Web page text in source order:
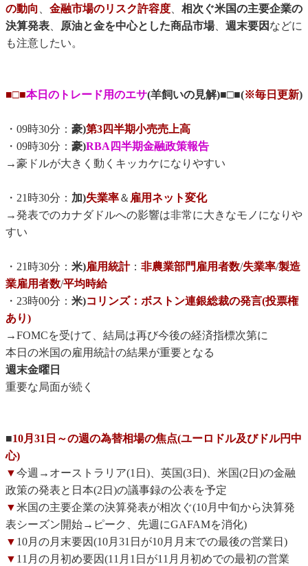
の動向 、 金融市場のリスク許容度、 相次ぐ米国の主要企業の
決算発表、 原油と金を中心とした商品市場、 週末要因 などに
も注意したい。
■□■本日のトレード用のエサ(羊飼いの見解)■□■(※毎日更新)
・09時30分： 豪)第3四半期小売売上高
・09時30分： 豪)RBA四半期金融政策報告
→豪ドルが大きく動くキッカケになりやすい
・21時30分： 加)失業率＆ 雇用ネット変化
→発表でのカナダドルへの影響は非常に大きなモノになりや
すい
・21時30分： 米)雇用統計： 非農業部門雇用者数/失業率/製造
業雇用者数/平均時給
・23時00分： 米)コリンズ：ボストン連銀総裁の発言(投票権
あり)
→FOMCを受けて、結局は再び今後の経済指標次第に
本日の米国の雇用統計の結果が重要となる
週末金曜日
重要な局面が続く
■10月31日～の週の為替相場の焦点(ユーロドル及びドル円中
心)
▼今週→オーストラリア(1日)、英国(3日)、米国(2日)の金融
政策の発表と日本(2日)の議事録の公表を予定
▼米国の主要企業の決算発表が相次ぐ(10月中旬から決算発
表シーズン開始→ピーク、先週にGAFAMを消化)
▼ 10月の月末要因(10月31日が10月月末での最後の営業日)
▼ 11月の月初め要因(11月1日が11月月初めでの最初の営業